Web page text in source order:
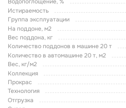
Водопоглощение, %
Истираемость
Группа эксплуатации
На поддоне, м2
Вес поддона, кг
Количество поддонов в машине 20 т
Количество в автомашине 20 т, м2
Вес, кг/м2
Коллекция
Прокрас
Технология
Отгрузка